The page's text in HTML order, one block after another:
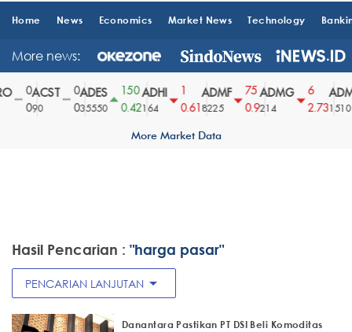
Home News Economics Market News Technology
More news:
ACST
90
ADES
35550
150
0.42
ADHI
164
0.61
ADMF
8225
75
0.9
ADMG
214
2.731510
More Market Data
Hasil Pencarian : "harga pasar"
PENCARIAN LANJUTAN arrow_drop_down
Danantara Pastikan PT DSI Beli Komoditas